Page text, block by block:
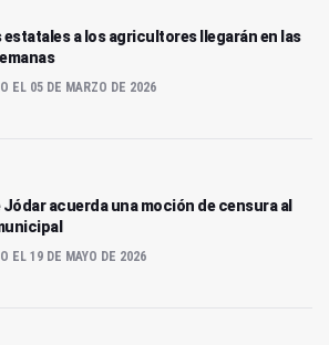
estatales a los agricultores llegarán en las
EL 05 DE MARZO DE 2026
Jódar acuerda una moción de censura al
EL 19 DE MAYO DE 2026